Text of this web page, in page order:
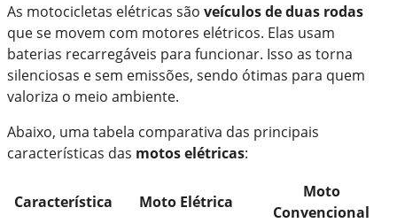
As motocicletas elétricas são veículos de duas rodas
que se movem com motores elétricos. Elas usam
baterias recarregáveis para funcionar. Isso as torna
silenciosas e sem emissões, sendo ótimas para quem
valoriza o meio ambiente.
Abaixo, uma tabela comparativa das principais
características das motos elétricas:
Característica Moto Elétrica
Moto
Convencional